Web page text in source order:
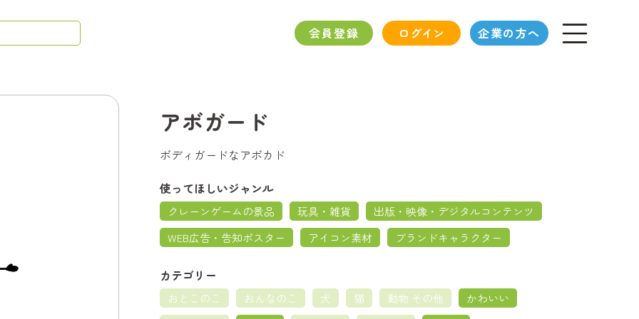
会員登録 ログイン 企業の方へ
アボガード
ボディガードなアボカド
使ってほしいジャンル
クレーンゲームの景品 玩具・雑貨
出版・映像・デジタルコンテンツ
WEB広告・告知ポスター
アイコン素材 ブランドキャラクター
カテゴリー
おとこのこ おんなのこ 犬 猫 動物 その他
かわいい